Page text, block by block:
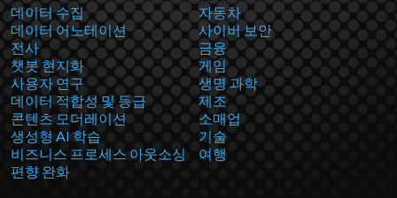
데이터 수집
데이터 어노테이션
전사
챗봇 현지화
사용자 연구
데이터 적합성 및 등급
콘텐츠 모더레이션
생성형 AI 학습
비즈니스 프로세스 아웃소싱
편향 완화
자동차
사이버 보안
금융
게임
생명 과학
제조
소매업
기술
여행